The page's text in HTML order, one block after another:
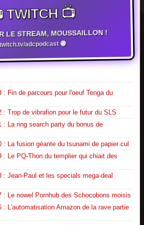
TWITCH 📺
LE STREAM, MOUSSAILLON !
adcpodcast 🟣
: Fin de parcours pour l'oeuf Tenga du
: Trop de vibrafion pour le futur du SLS
: La ring search party du bonus de
: La fusion géante du tsunami de papier cul
: Le PQ-Thon du templier qui chiait des
: Jean-Paul et les specials mega-deal
: Le nowel Pornhub des Schocobons moisis
: L'automatisation Amazon de la rave partie